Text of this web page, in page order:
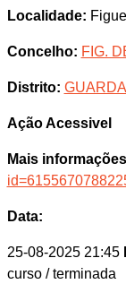
Localidade:
Concelho: FIG.
Distrito: GUARDA
Ação Acessivel
Mais
Data:
25-08-2025 21:45
curso / terminada